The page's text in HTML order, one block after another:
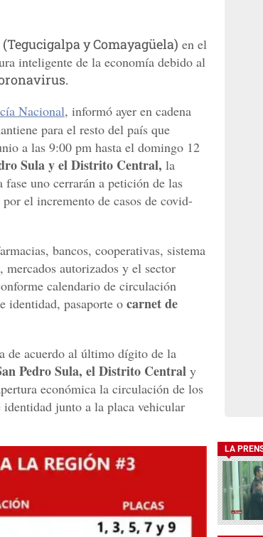
y Comayagüela) en el
inteligente de la economía debido al
Nacional, informó ayer en cadena
para el resto del país que
a las 9:00 pm hasta el domingo 12
Sula y el Distrito Central, la
uno cerrarán a petición de las
el incremento de casos de covid-
bancos, cooperativas, sistema
autorizados y el sector
calendario de circulación
identidad, pasaporte o carnet de
de acuerdo al último dígito de la
Pedro Sula, el Distrito Central y
económica la circulación de los
junto a la placa vehicular
LA